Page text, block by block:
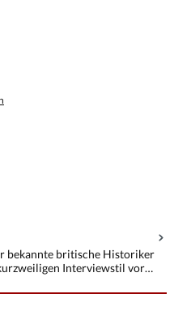
Wert ein oder benutze die
bekannte britische Historiker
Interviewstil vor…